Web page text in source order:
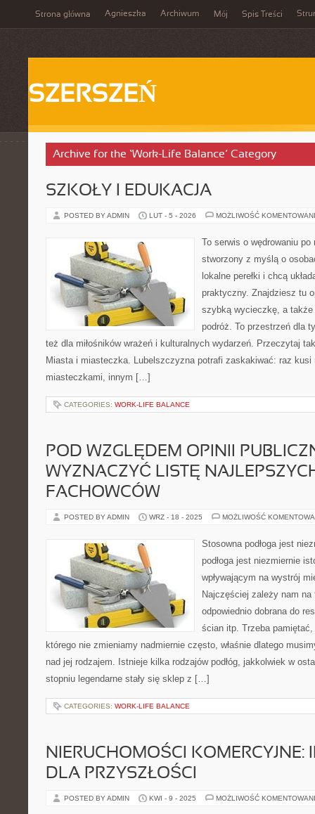
Strona główna Agnieszka Archiwum Mój Spis Treści
SZERSZEŃ
Archive for the ‘Work-Life Balance’ Category
SZKOŁY I EDUKACJA
POSTED BY ADMIN LUT - 5 - 2026 MOŻLIWOŚĆ
To serwis o wędrowaniu
stworzony z myślą o
lokalne perełki i chcą
praktyczny. Znajdziesz tu
szybką wycieczkę, a także
podróż. To przestrzeń dla
też dla miłośników wrażeń i kulturalnych wydarzeń. Przeczytaj
Miasta i miasteczka. Lubelszczyzna potrafi zaskakiwać: raz kusi
miasteczkami, innym […]
CATEGORIES: WORK-LIFE BALANCE
POD WZGLĘDEM OPINII
WYZNACZYĆ LISTĘ
FACHOWCÓW
POSTED BY ADMIN WRZ - 18 - 2025 MOŻLIWOŚĆ
Stosowna podłoga jest
podłoga jest niezmiernie
wpływającym na wystrój
Najczęściej zależy nam na
odpowiednio dobrana do
ścian itp. Trzeba
którego nie zmieniamy nadmiernie często, właśnie dlatego
nad jej rodzajem. Istnieje kilka rodzajów podłóg, jakkolwiek w
stopniu legendarne stały się sklep z […]
CATEGORIES: WORK-LIFE BALANCE
NIERUCHOMOŚCI KOMERCYJNE:
DLA PRZYSZŁOŚCI
POSTED BY ADMIN KWI - 9 - 2025 MOŻLIWOŚĆ